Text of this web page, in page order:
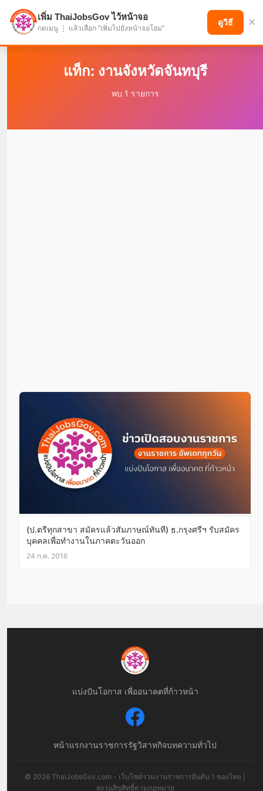
แบ่งปันโอกาส เพื่ออนาคตที่ก้าวหน้า
แท็ก: งานจังหวัดจันทบุรี
พบ 1 รายการ
(ป.ตรีทุกสาขา สมัครแล้วสัมภาษณ์ทันที) ธ.กรุงศรีฯ รับสมัคร
บุคคลเพื่อทำงานในภาคตะวันออก
24 ก.ค. 2016
แบ่งปันโอกาส เพื่ออนาคตที่ก้าวหน้า
หน้าแรกงานราชการรัฐวิสาหกิจบทความทั่วไป
© 2026 ThaiJobsGov.com - เว็บไซต์รวมงานราชการอันดับ 1 ของไทย |
สงวนลิขสิทธิ์ตามกฎหมาย
เพิ่ม ThaiJobsGov ไว้หน้าจอ
กดเมนู ⋮ แล้วเลือก "เพิ่มไปยังหน้าจอโฮม"
ดูวิธี ×